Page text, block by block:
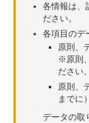
各情報は、
ださい。
各項目のデ
原則、
※原則
ださい。
原則、
までに
データの取